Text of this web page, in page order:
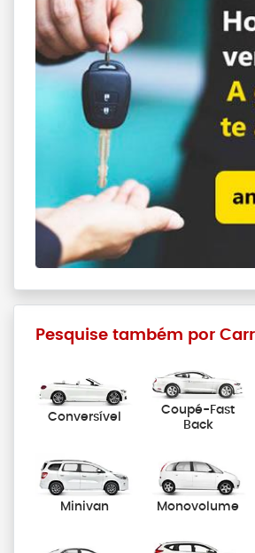
Pesquise também por
Conversível
Coupé-Fast
Back
Minivan Monovolume